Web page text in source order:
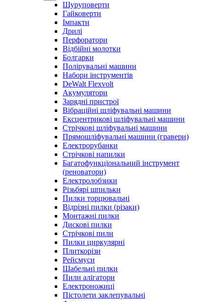
Шуруповерти
Гайковерти
Імпакти
Дрилі
Перфоратори
Відбійні молотки
Болгарки
Полірувальні машини
Набори інструментів
DeWalt Flexvolt
Акумулятори
Зарядні пристрої
Вібраційні шліфувальні машини
Ексцентрикові шліфувальні машини
Стрічкові шліфувальні машини
Прямошліфувальні машини (гравери)
Електрорубанки
Стрічкові напилки
Багатофункціональний інструмент
(реноватори)
Електролобзики
Різьбярі шпильки
Пилки торцювальні
Відрізні пилки (різаки)
Монтажні пилки
Дискові пилки
Стрічкові пили
Пилки циркулярні
Плиткорізи
Рейсмуси
Шабельні пилки
Пили алігатори
Електроножиці
Пістолети заклепувальні